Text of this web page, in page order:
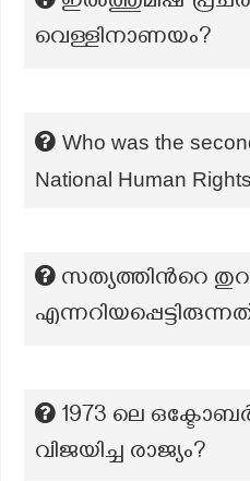
വെള്ളിനാണയം?
Who was the
National Human
സത്യത്തിന്‍റെ
1973 ലെ
വിജയിച്ച രാജ്യം?